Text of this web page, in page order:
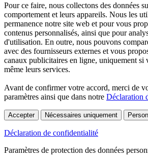
Pour ce faire, nous collectons des données
comportement et leurs appareils. Nous les
permanence notre site web et pour vous
contenus personnalisés, ainsi que pour
d'utilisation. En outre, nous pouvons
avec des fournisseurs externes et vous
canaux publicitaires en ligne, uniquement si
même leurs services.
Avant de confirmer votre accord, merci de
paramètres ainsi que dans notre Déclaration
Accepter Nécessaires uniquement
Déclaration de confidentialité
Paramètres de protection des données